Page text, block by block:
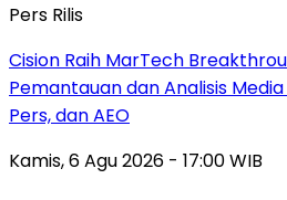
Pers Rilis
Cision Raih MarTech
Pemantauan dan Analisis
Pers, dan AEO
Kamis, 6 Agu 2026 - 17:00 WIB